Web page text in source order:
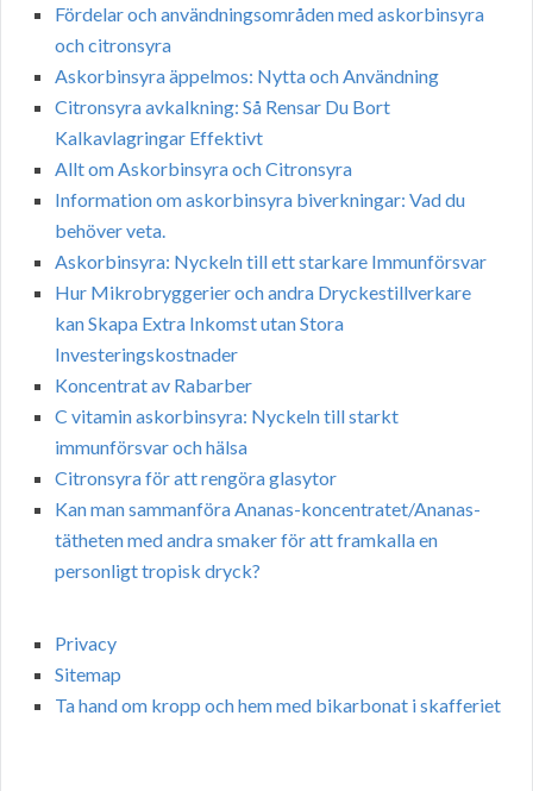
Fördelar och användningsområden med askorbinsyra
och citronsyra
Askorbinsyra äppelmos: Nytta och Användning
Citronsyra avkalkning: Så Rensar Du Bort
Kalkavlagringar Effektivt
Allt om Askorbinsyra och Citronsyra
Information om askorbinsyra biverkningar: Vad du
behöver veta.
Askorbinsyra: Nyckeln till ett starkare Immunförsvar
Hur Mikrobryggerier och andra Dryckestillverkare
kan Skapa Extra Inkomst utan Stora
Investeringskostnader
Koncentrat av Rabarber
C vitamin askorbinsyra: Nyckeln till starkt
immunförsvar och hälsa
Citronsyra för att rengöra glasytor
Kan man sammanföra Ananas-koncentratet/Ananas-
tätheten med andra smaker för att framkalla en
personligt tropisk dryck?
Privacy
Sitemap
Ta hand om kropp och hem med bikarbonat i skafferiet